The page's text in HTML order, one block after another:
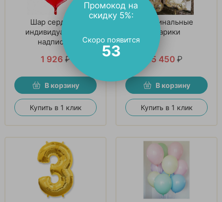
Шар сердца С
индивидуальной
надписью
1 926 ₽
В корзину
Купить в 1 клик
Оригинальные
шарики
5 450 ₽
В корзину
Купить в 1 клик
Промокод на
скидку 5%:
Скоро появится
52